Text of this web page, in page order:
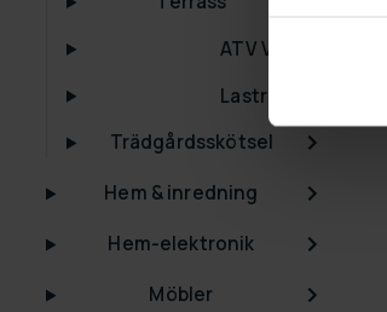
ATV Vagnar
Lastramper
Trädgårdsskötsel
Hem & inredning
Hem-elektronik
Möbler